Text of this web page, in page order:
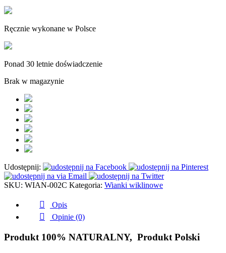
Ręcznie wykonane w Polsce
Ponad 30 letnie doświadczenie
Brak w magazynie
Udostępnij:
SKU: WIAN-002C Kategoria: Wianki wiklinowe
Opis
Opinie (0)
Produkt 100% NATURALNY, Produkt Polski